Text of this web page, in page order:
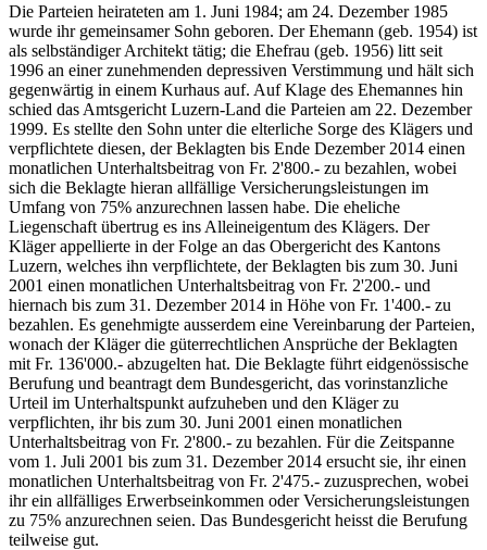
Die Parteien heirateten am 1. Juni 1984; am 24. Dezember 1985
wurde ihr gemeinsamer Sohn geboren. Der Ehemann (geb. 1954) ist
als selbständiger Architekt tätig; die Ehefrau (geb. 1956) litt seit
1996 an einer zunehmenden depressiven Verstimmung und hält sich
gegenwärtig in einem Kurhaus auf. Auf Klage des Ehemannes hin
schied das Amtsgericht Luzern-Land die Parteien am 22. Dezember
1999. Es stellte den Sohn unter die elterliche Sorge des Klägers und
verpflichtete diesen, der Beklagten bis Ende Dezember 2014 einen
monatlichen Unterhaltsbeitrag von Fr. 2'800.- zu bezahlen, wobei
sich die Beklagte hieran allfällige Versicherungsleistungen im
Umfang von 75% anzurechnen lassen habe. Die eheliche
Liegenschaft übertrug es ins Alleineigentum des Klägers. Der
Kläger appellierte in der Folge an das Obergericht des Kantons
Luzern, welches ihn verpflichtete, der Beklagten bis zum 30. Juni
2001 einen monatlichen Unterhaltsbeitrag von Fr. 2'200.- und
hiernach bis zum 31. Dezember 2014 in Höhe von Fr. 1'400.- zu
bezahlen. Es genehmigte ausserdem eine Vereinbarung der Parteien,
wonach der Kläger die güterrechtlichen Ansprüche der Beklagten
mit Fr. 136'000.- abzugelten hat. Die Beklagte führt eidgenössische
Berufung und beantragt dem Bundesgericht, das vorinstanzliche
Urteil im Unterhaltspunkt aufzuheben und den Kläger zu
verpflichten, ihr bis zum 30. Juni 2001 einen monatlichen
Unterhaltsbeitrag von Fr. 2'800.- zu bezahlen. Für die Zeitspanne
vom 1. Juli 2001 bis zum 31. Dezember 2014 ersucht sie, ihr einen
monatlichen Unterhaltsbeitrag von Fr. 2'475.- zuzusprechen, wobei
ihr ein allfälliges Erwerbseinkommen oder Versicherungsleistungen
zu 75% anzurechnen seien. Das Bundesgericht heisst die Berufung
teilweise gut.